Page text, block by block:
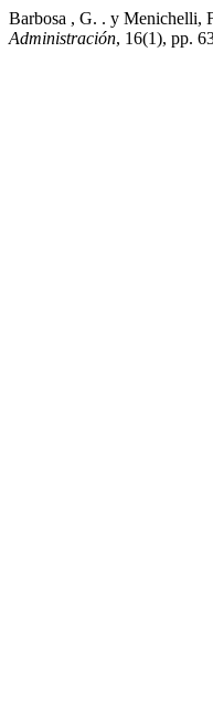
Barbosa , G. . y Menichelli,
Administración, 16(1), pp.